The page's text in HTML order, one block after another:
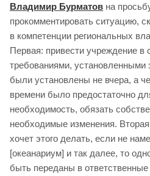
Владимир Бурматов на
прокомментировать ситуацию,
в компетенции региональных
Первая: привести учреждение в
требованиями, установленными
были установлены не вчера, а
времени было предостаточно
необходимость, обязать
необходимые изменения.
хочет этого делать, если не
[океанариум] и так далее, то
быть переданы в